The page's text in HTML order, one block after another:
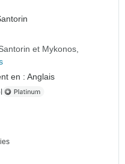
et Mykonos
en : Anglais